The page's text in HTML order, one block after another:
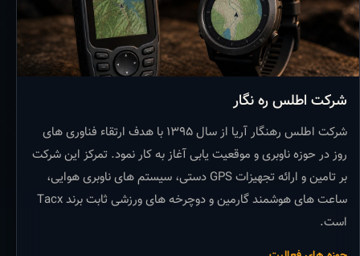
شرکت اطلس ره نگار
شرکت اطلس رهنگار آریا از سال ۱۳۹۵ با هدف ارتقاء فناوری های
روز در حوزه ناوبری و موقعیت یابی آغاز به کار نمود. تمرکز این شرکت
بر تامین و ارائه تجهیزات GPS دستی، سیستم های ناوبری هوایی،
ساعت های هوشمند گارمین و دوچرخه های ورزشی ثابت برند Tacx
است.